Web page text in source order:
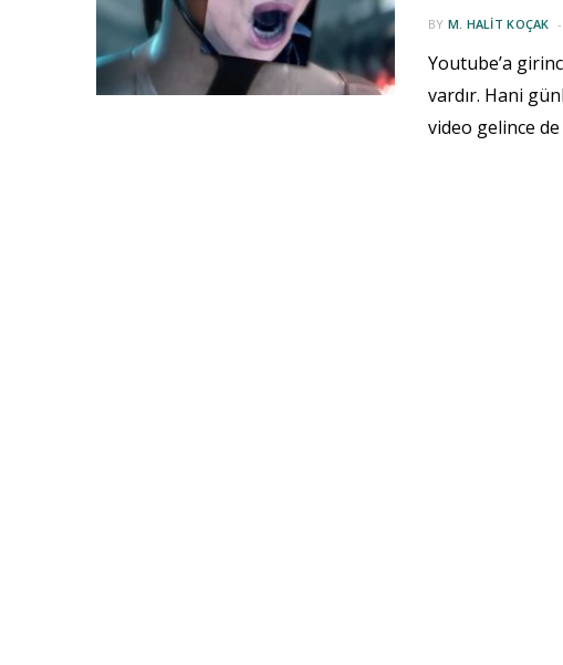
BY M. HALIT KOÇAK
Youtube’a
vardır. Hani
video gelince